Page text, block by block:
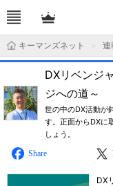
キーマンズネット 連
DXリベンジ
ジへの道～
世の中のDX活動が
す。正面からDXに
しょう。
Share
DX